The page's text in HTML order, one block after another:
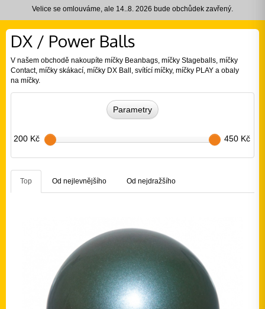
Velice se omlouváme, ale 14..8. 2026 bude obchůdek zavřený.
DX / Power Balls
V našem obchodě nakoupíte míčky Beanbags, míčky Stageballs, míčky
Contact, míčky skákací, míčky DX Ball, svítící míčky, míčky PLAY a obaly
na míčky.
Parametry
200 Kč 450 Kč
Top Od nejlevnějšího Od nejdražšího